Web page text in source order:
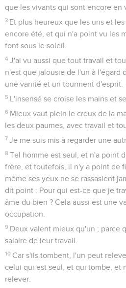
que les vivants qui sont encore en
3 Et plus heureux que les uns et
encore été, et qui n'a point vu les
font sous le soleil.
4 J'ai vu aussi que tout travail et
n'est que jalousie de l'un à l'égard
une vanité et un tourment d'esprit.
5 L'insensé se croise les mains et
6 Mieux vaut plein le creux de la
les deux paumes, avec travail et
7 Je me suis mis à regarder une
8 Tel homme est seul, et n'a point
frère, et toutefois, il n'y a point de
même ses yeux ne se rassasient
dit point : Pour qui est-ce que je
âme du bien ? Cela aussi est une
occupation.
9 Deux valent mieux qu'un ; parce
salaire de leur travail.
10 Car s'ils tombent, l'un peut
celui qui est seul, et qui tombe, et
relever.